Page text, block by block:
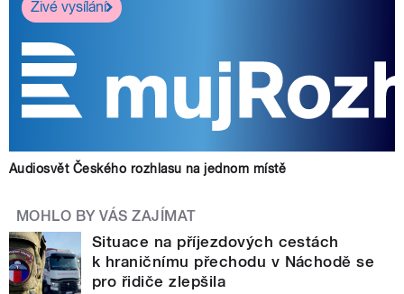
Živé vysílání
Audiosvět Českého rozhlasu na jednom místě
MOHLO BY VÁS ZAJÍMAT
Situace na příjezdových cestách
k hraničnímu přechodu v Náchodě se
pro řidiče zlepšila